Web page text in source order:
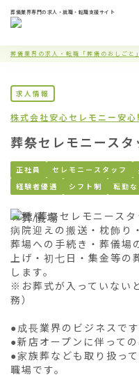
葬儀業界専門の求人・就職・転職支援サイト
葬儀業界の求人・転職「葬儀のおしごと」
求人情報
株式会社安心セレモニー 安
葬祭セレモニースタ
正社員 セレモニースタッフ
経験者優遇
シフト制 転勤な
職種/葬祭セレモニースタ
病院迎えの搬送・枕飾り
葬場への手続き・葬儀場
上げ・初七日・集金等の
します。
※お葬式が入っていない
務）
●成長業界のビジネスです
●新店オープンに伴っての
●家族葬なども取り扱っ
職場です。